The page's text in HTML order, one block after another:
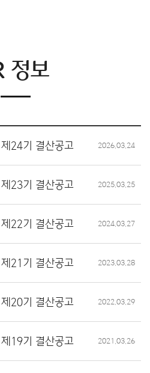
정보
24기 결산공고 2026.03.24
23기 결산공고 2025.03.25
22기 결산공고 2024.03.27
21기 결산공고 2023.03.28
20기 결산공고 2022.03.29
19기 결산공고 2021.03.26